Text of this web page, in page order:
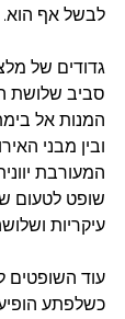
לבשל אף הוא.
גדודים של
סביב שלושת
המנות אל
ובין מבני
המעורבת
שופט לטעום
עיקריות
עוד השופטים
כשלפתע